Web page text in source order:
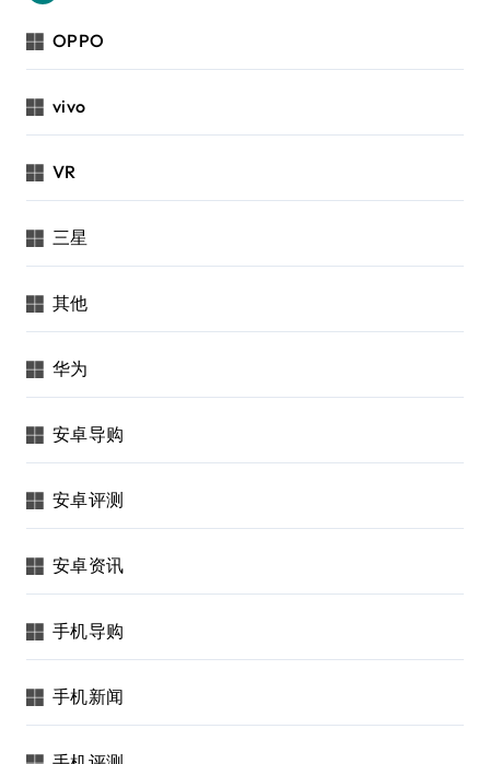
OPPO
vivo
VR
三星
其他
华为
安卓导购
安卓评测
安卓资讯
手机导购
手机新闻